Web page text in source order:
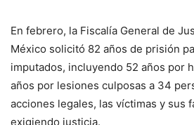
En febrero, la Fiscalía General de
México solicitó 82 años de prisión
imputados, incluyendo 52 años por
años por lesiones culposas a 34
acciones legales, las víctimas y sus
exigiendo justicia.